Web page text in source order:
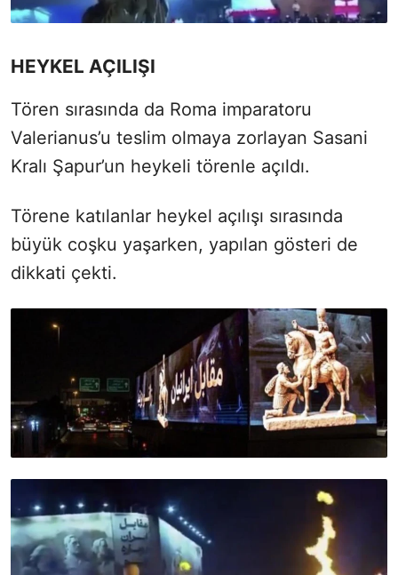
HEYKEL AÇILIŞI
Tören sırasında da Roma imparatoru
Valerianus’u teslim olmaya zorlayan Sasani
Kralı Şapur’un heykeli törenle açıldı.
Törene katılanlar heykel açılışı sırasında
büyük coşku yaşarken, yapılan gösteri de
dikkati çekti.